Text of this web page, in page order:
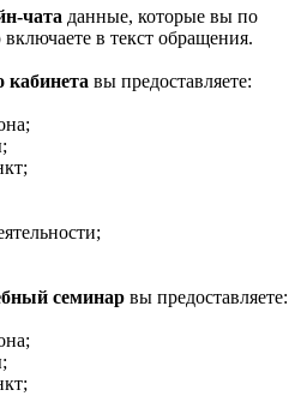
чата данные, которые вы по
в текст обращения.
кабинета вы предоставляете:
семинар вы предоставляете: